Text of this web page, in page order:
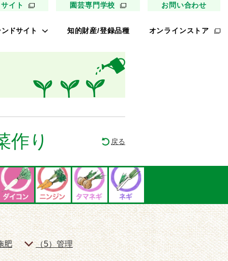
イト 園芸専門学校 お問い合わせ
ドサイト
ぢから
パワー５
タス ロマリア
UETE
ノベルティ
知的財産/登録品種 オンラインストア
作り 戻る
肥 （5）管理